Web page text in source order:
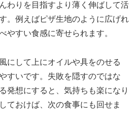
わりを目指すより薄く伸ばして活
。例えばピザ生地のように広げれ
やすい食感に寄せられます。
にして上にオイルや具をのせる
すいです。失敗を隠すのではな
発想にすると、気持ちも楽になり
ておけば、次の食事にも回せま